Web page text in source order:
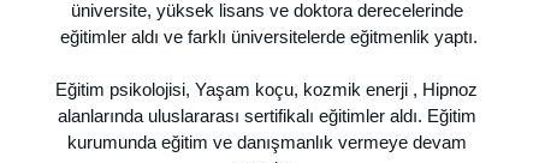
üniversite, yüksek lisans ve doktora derecelerinde
eğitimler aldı ve farklı üniversitelerde eğitmenlik yaptı.
Eğitim psikolojisi, Yaşam koçu, kozmik enerji , Hipnoz
alanlarında uluslararası sertifikalı eğitimler aldı. Eğitim
kurumunda eğitim ve danışmanlık vermeye devam